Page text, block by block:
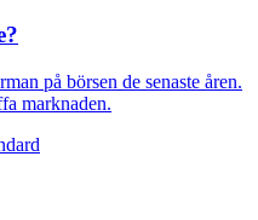
på börsen de senaste åren.
marknaden.